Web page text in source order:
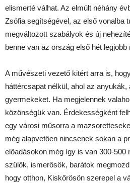
elismerté válhat. Az elmúlt néhány
Zsófia segítségével, az első vonalba
megváltozott szabályok és új
benne van az ország első hét
A művészeti vezető kitért arra is,
háttércsapat nélkül, ahol az anyukák,
gyermekeket. Ha megjelennek
közönségük van. Érdekességként
egy városi műsorra a
még alapvetően nincsenek sokan a
előadásokon még így is van 300-500
szülők, ismerősök, barátok
hogy otthon, Kiskőrösön szerepel a